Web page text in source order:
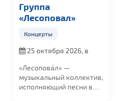
Группа
«Лесоповал»
Концерты
25 октября 2026, в
«Лесопова́л» —
музыкальный коллектив,
исполняющий песни в